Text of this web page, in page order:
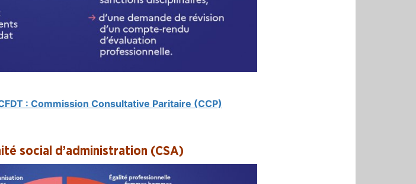
: Commission Consultative Paritaire (CCP)
social d’administration (CSA)